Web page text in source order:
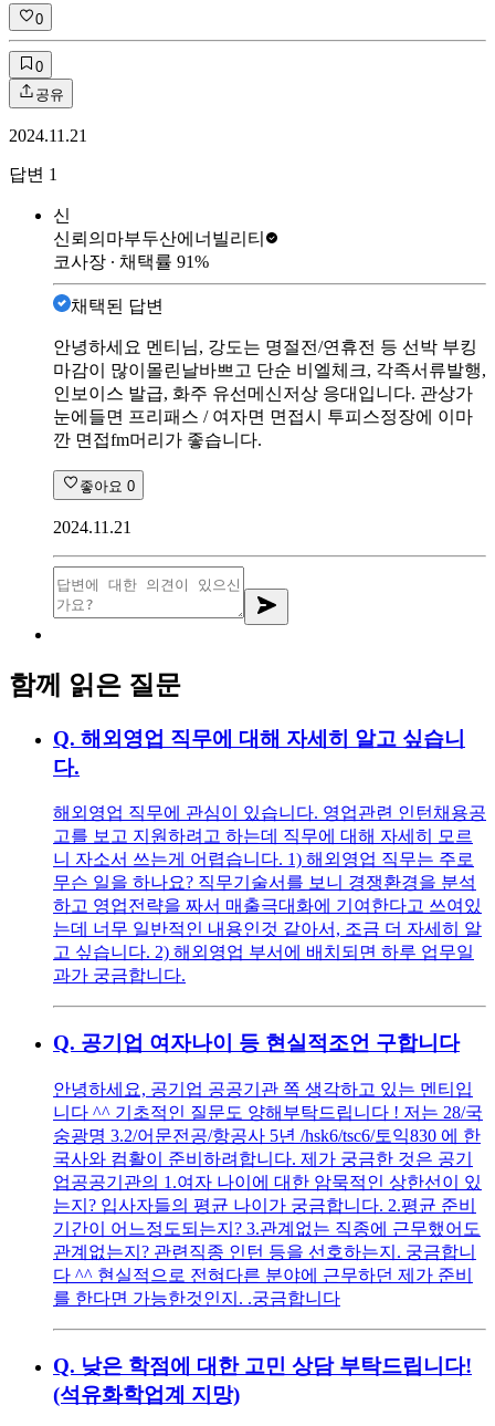
0
0
공유
2024.11.21
답변 1
신
신뢰의마부두산에너빌리티
코사장 ∙ 채택률 91%
채택된 답변
안녕하세요 멘티님, 강도는 명절전/연휴전 등 선박 부킹
마감이 많이몰린날바쁘고 단순 비엘체크, 각족서류발행,
인보이스 발급, 화주 유선메신저상 응대입니다. 관상가
눈에들면 프리패스 / 여자면 면접시 투피스정장에 이마
깐 면접fm머리가 좋습니다.
좋아요 0
2024.11.21
함께 읽은 질문
Q. 해외영업 직무에 대해 자세히 알고 싶습니
다.
해외영업 직무에 관심이 있습니다. 영업관련 인턴채용공
고를 보고 지원하려고 하는데 직무에 대해 자세히 모르
니 자소서 쓰는게 어렵습니다. 1) 해외영업 직무는 주로
무슨 일을 하나요? 직무기술서를 보니 경쟁환경을 분석
하고 영업전략을 짜서 매출극대화에 기여한다고 쓰여있
는데 너무 일반적인 내용인것 같아서, 조금 더 자세히 알
고 싶습니다. 2) 해외영업 부서에 배치되면 하루 업무일
과가 궁금합니다.
Q. 공기업 여자나이 등 현실적조언 구합니다
안녕하세요, 공기업 공공기관 쪽 생각하고 있는 멘티입
니다 ^^ 기초적인 질문도 양해부탁드립니다 ! 저는 28/국
숭광명 3.2/어문전공/항공사 5년 /hsk6/tsc6/토익830 에 한
국사와 컴활이 준비하려합니다. 제가 궁금한 것은 공기
업공공기관의 1.여자 나이에 대한 암묵적인 상한선이 있
는지? 입사자들의 평균 나이가 궁금합니다. 2.평균 준비
기간이 어느정도되는지? 3.관계없는 직종에 근무했어도
관계없는지? 관련직종 인턴 등을 선호하는지. 궁금합니
다 ^^ 현실적으로 전혀다른 분야에 근무하던 제가 준비
를 한다면 가능한것인지. .궁금합니다
Q. 낮은 학점에 대한 고민 상담 부탁드립니다!
(석유화학업계 지망)